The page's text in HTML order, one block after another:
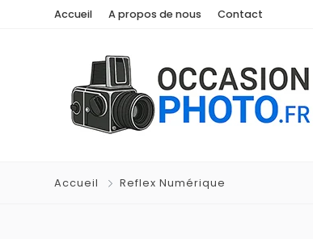
Accueil A propos de nous Contact
Accueil Reflex Numérique